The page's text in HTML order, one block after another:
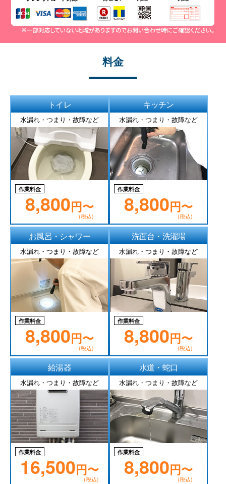
料金
トイレ
水漏れ・つまり・故障など
作業料金
8,800円〜
(税込)
キッチン
水漏れ・つまり・故障など
作業料金
8,800円〜
(税込)
お風呂・シャワー
水漏れ・つまり・故障など
作業料金
8,800円〜
(税込)
洗面台・洗濯場
水漏れ・つまり・故障など
作業料金
8,800円〜
(税込)
給湯器
水漏れ・つまり・故障など
作業料金
16,500円〜
(税込)
水道・蛇口
水漏れ・つまり・故障など
作業料金
8,800円〜
(税込)